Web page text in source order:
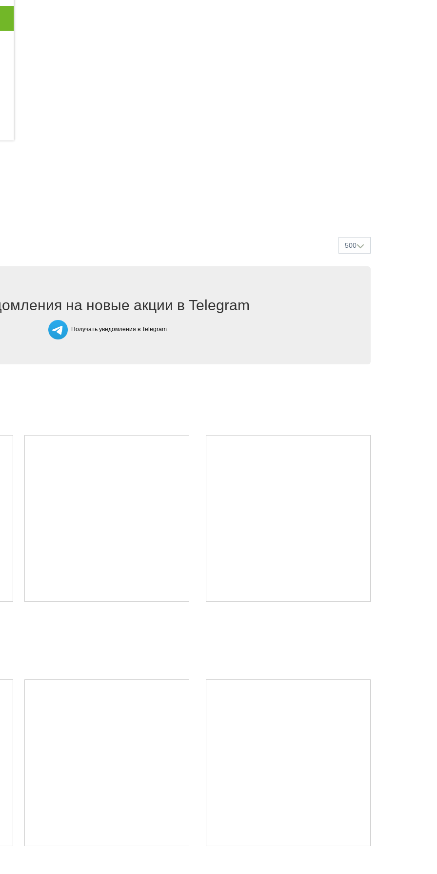
500
на новые акции в Telegram
Получать уведомления в Telegram